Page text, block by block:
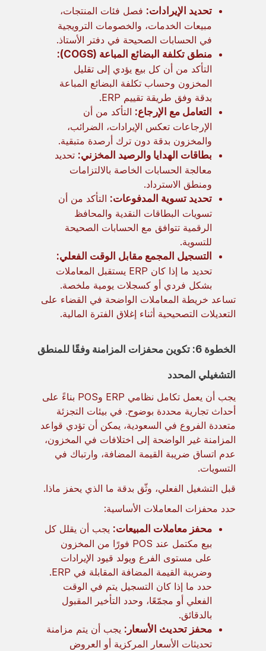
تحديد الإيرادات: فصل فئات المنتجات،
مبيعات الخدمات، والخصومات الترويجية
في الحسابات الصحيحة في دفتر الأستاذ.
منطق تكلفة البضائع المباعة (COGS):
التأكد من أن كل بيع يؤدي إلى تقليل
المخزون وحساب تكلفة البضائع المباعة
بدقة وفق طريقة تقييم ERP.
التعامل مع الإرجاع: التأكد من أن
الإرجاعات تعكس الإيرادات، الضرائب،
والمخزون بدقة دون ترك أرصدة متبقية.
بطاقات الهدايا والرصيد المخزني: تحديد
معالجة الحسابات الخاصة بالالتزامات
ومنطق الاسترداد.
تحديد تسوية المدفوعات: التأكد من أن
تسويات البطاقات النقدية والمحافظ
الرقمية تتوافق مع الحسابات الصحيحة
للتسوية.
التسجيل المجمع مقابل الوقت الفعلي:
تحديد ما إذا كان ERP يستقبل المعاملات
بشكل فردي أو كسجلات يومية ملخصة.
تساعد خريطة المعاملات الواضحة في القضاء على
التعديلات التصحيحية أثناء إغلاق الفترة المالية.
الخطوة 6: تكوين محفزات المزامنة وفقًا للمنطق
التشغيلي المحدد
يجب أن يعمل تكامل نظامي ERP وPOS بناءً على
أحداث تجارية محددة بوضوح. في بيئات التجزئة
متعددة الفروع في السعودية، يمكن أن تؤدي قواعد
المزامنة غير الواضحة إلى اختلافات في المخزون،
عدم اتساق ضريبة القيمة المضافة، وارتباك في
التسويات.
قبل التشغيل الفعلي، وثّق بدقة ما الذي يحفز ماذا.
حدد محفزات المعاملات الأساسية:
محفز معاملات المبيعات: يجب أن يقلل كل
بيع مكتمل عند POS فورًا من المخزون
على مستوى الفرع ويولد قيود الإيرادات
وضريبة القيمة المضافة المقابلة في ERP.
حدد ما إذا كان التسجيل يتم في الوقت
الفعلي أو مجمّعًا، وحدد التأخير المقبول
بالدقائق.
محفز تحديث الأسعار: يجب أن يتم مزامنة
تحديثات الأسعار المركزية أو العروض